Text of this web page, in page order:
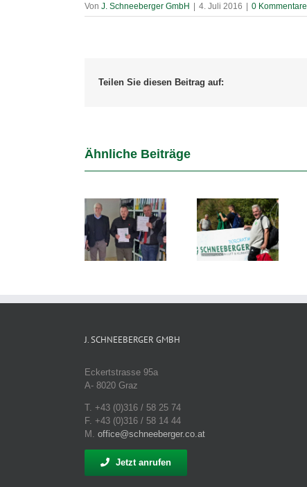
Von J. Schneeberger GmbH | 4. Juli 2016 | 0 Kommentare
Teilen Sie diesen Beitrag auf:
Ähnliche Beiträge
Mitarbeiterschulung
CO2
Neutralität
will gelebt
sein
Weihnachten
die Zeit zum
Durchatmen
J. SCHNEEBERGER GMBH
Eckertstrasse 95a
A- 8020 Graz
T. +43 (0)316 / 58 25 74
F. +43 (0)316 / 58 14 44
M. office@schneeberger.co.at
Jetzt anrufen